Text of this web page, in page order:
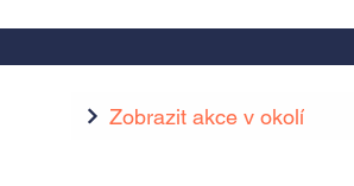
Zobrazit akce v okolí